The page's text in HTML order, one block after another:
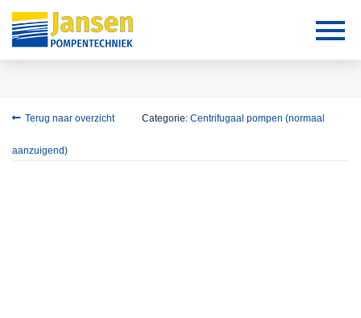
Terug naar overzicht Categorie: Centrifugaal pompen (normaal
aanzuigend)